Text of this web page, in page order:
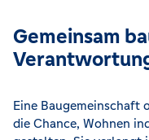
Gemeinsam
Eine Baugemeinschaft
die Chance, Wohnen